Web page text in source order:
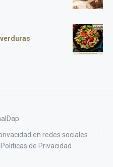
en redes sociales
Politicas de Privacidad